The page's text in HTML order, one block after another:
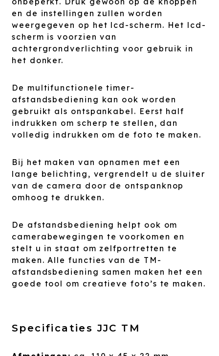
en de instellingen zullen worden
weergegeven op het lcd-scherm. Het lcd-
scherm is voorzien van
achtergrondverlichting voor gebruik in
het donker.
De multifunctionele timer-
afstandsbediening kan ook worden
gebruikt als ontspankabel. Eerst half
indrukken om scherp te stellen, dan
volledig indrukken om de foto te maken.
Bij het maken van opnamen met een
lange belichting, vergrendelt u de sluiter
van de camera door de ontspanknop
omhoog te drukken.
De afstandsbediening helpt ook om
camerabewegingen te voorkomen en
stelt u in staat om zelfportretten te
maken. Alle functies van de TM-
afstandsbediening samen maken het een
goede tool om creatieve foto’s te maken.
Specificaties JJC TM